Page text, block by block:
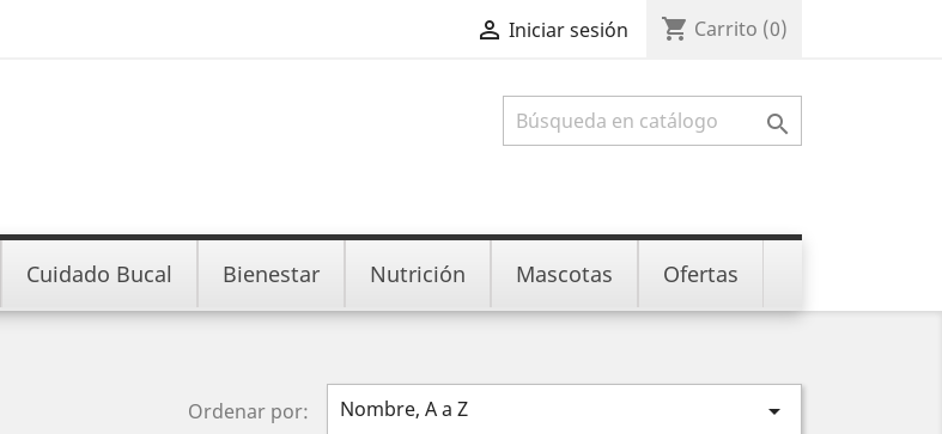
 Iniciar sesión shopping_cart Carrito (0)

Cuidado Bucal Bienestar Nutrición Mascotas Ofertas
Ordenar por: Nombre, A a Z 